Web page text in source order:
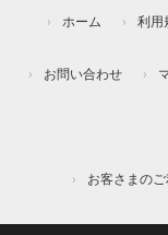
ホーム 利用
お問い合わせ
お客さまの